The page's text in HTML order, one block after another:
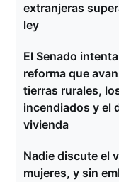
extranjeras
ley
El Senado
reforma que
tierras rurales,
incendiados y el
vivienda
Nadie discute el
mujeres, y sin